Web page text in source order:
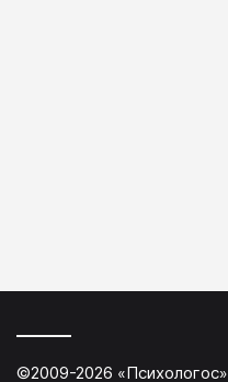
©2009-2026 «Психологос»